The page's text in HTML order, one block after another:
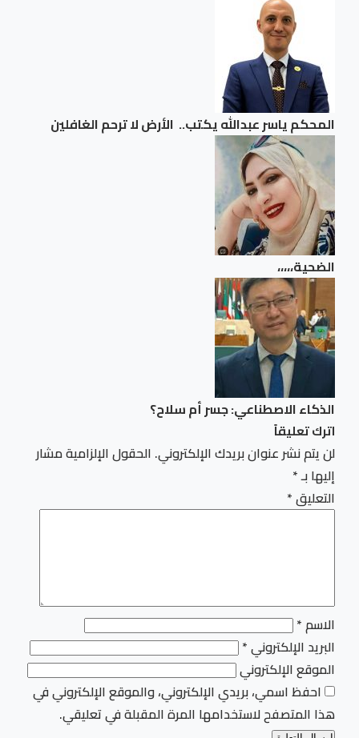
المحكم ياسر عبدالله يكتب.. الأرض لا ترحم الغافلين
الضحية،،،،،
الذكاء الاصطناعي: جسر أم سلاح؟
اترك تعليقاً
لن يتم نشر عنوان بريدك الإلكتروني. الحقول الإلزامية مشار
إليها بـ*
التعليق*
الاسم*
البريد الإلكتروني*
الموقع الإلكتروني
احفظ اسمي، بريدي الإلكتروني، والموقع الإلكتروني في
هذا المتصفح لاستخدامها المرة المقبلة في تعليقي.